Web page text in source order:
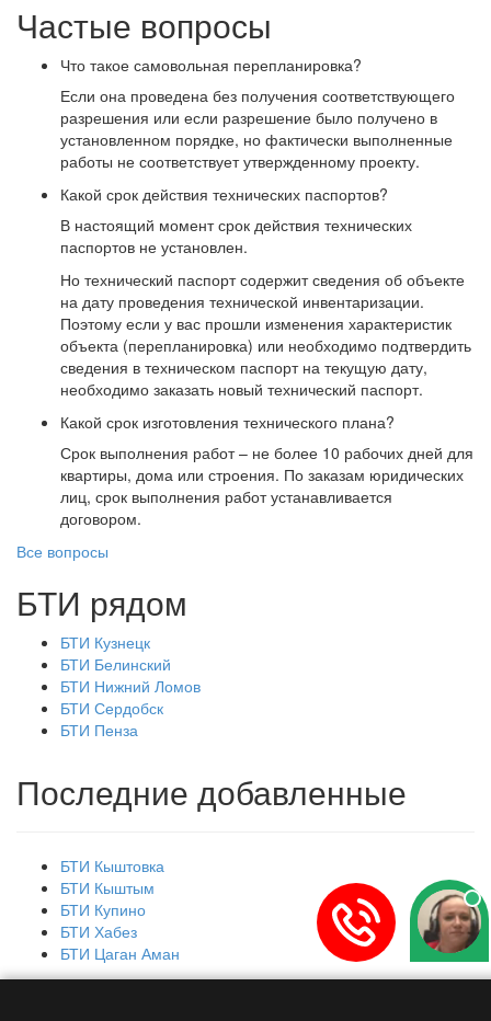
Частые вопросы
Что такое самовольная перепланировка?
Если она проведена без получения соответствующего
разрешения или если разрешение было получено в
установленном порядке, но фактически выполненные
работы не соответствует утвержденному проекту.
Какой срок действия технических паспортов?
В настоящий момент срок действия технических
паспортов не установлен.
Но технический паспорт содержит сведения об объекте
на дату проведения технической инвентаризации.
Поэтому если у вас прошли изменения характеристик
объекта (перепланировка) или необходимо подтвердить
сведения в техническом паспорт на текущую дату,
необходимо заказать новый технический паспорт.
Какой срок изготовления технического плана?
Срок выполнения работ – не более 10 рабочих дней для
квартиры, дома или строения. По заказам юридических
лиц, срок выполнения работ устанавливается
договором.
Все вопросы
БТИ рядом
БТИ Кузнецк
БТИ Белинский
БТИ Нижний Ломов
БТИ Сердобск
БТИ Пенза
Последние добавленные
БТИ Кыштовка
БТИ Кыштым
БТИ Купино
БТИ Хабез
БТИ Цаган Аман
Главная